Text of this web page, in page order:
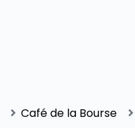
Café de la Bourse